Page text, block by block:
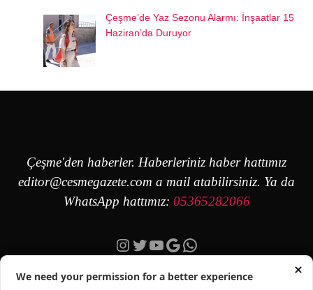
Çeşme’de Yaz Sezonu Alarmı: İnşaatlar 15
Haziran’da Duruyor
Çeşme'den haberler. Haberleriniz haber hattımız
editor@cesmegazete.com a mail atabilirsiniz. Ya da
WhatsApp hattımız: 05365282066
Instagram
Twitter
YouTube
Google
https://wa.me/